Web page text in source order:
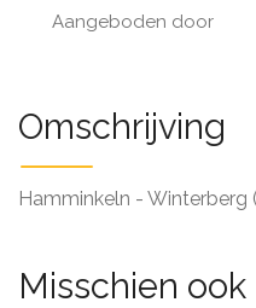
Aangeboden door
Omschrijving
Hamminkeln - Winterberg
Misschien